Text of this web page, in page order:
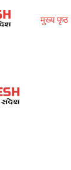
मुख्य पृष्ठ